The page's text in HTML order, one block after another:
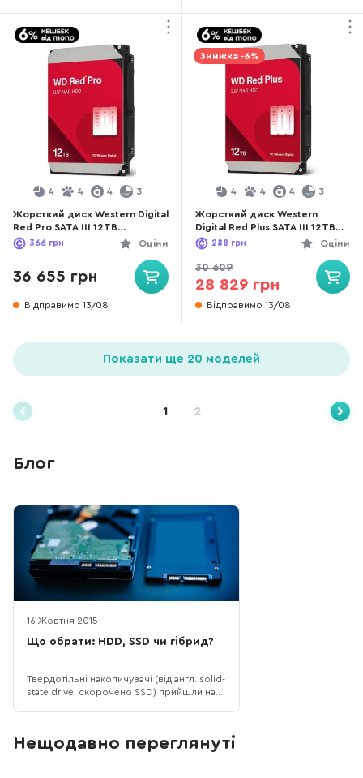
4 4 4 3
Жорсткий диск Western Digital
Red Pro SATA III 12TB
(WD122KFBX)
Оціни
366 грн
36 655 грн
Відправимо 13/08
Знижка -6%
4 4 4 3
Жорсткий диск Western
Digital Red Plus SATA III 12TB
(WD120EFGX)
Оціни
288 грн
30 609
28 829 грн
Відправимо 13/08
Показати ще 20 моделей
1 2
Блог
16 Жовтня 2015
Що обрати: HDD, SSD чи гібрид?
Твердотільні накопичувачі (від англ. solid-
state drive, скорочено SSD) прийшли на
диски, що обертаються (як у HDD), а
Нещодавно переглянуті